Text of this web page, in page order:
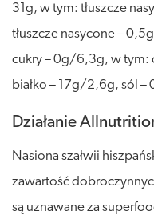
31g, w tym: tłuszcze
tłuszcze nasycone –
cukry – 0g/6,3g, w tym:
białko – 17g/2,6g, sól
Działanie
Nasiona szałwii
zawartość
są uznawane za